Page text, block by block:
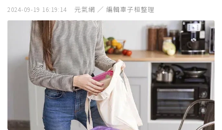
2024-09-19 16:19:14 元氣網 ／ 編輯辜子桓整理